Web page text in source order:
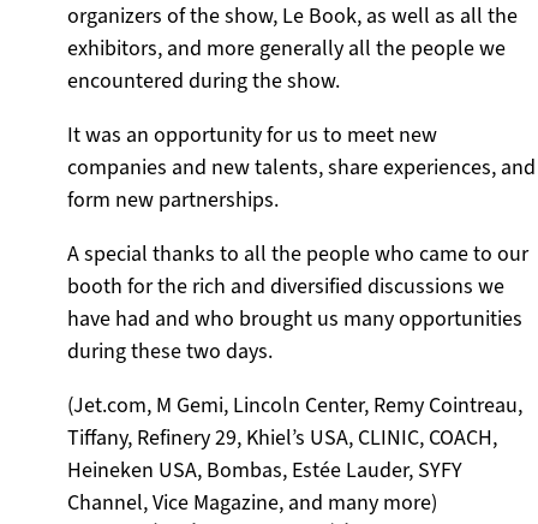
organizers of the show, Le Book, as well as all the
exhibitors, and more generally all the people we
encountered during the show.
It was an opportunity for us to meet new
companies and new talents, share experiences, and
form new partnerships.
A special thanks to all the people who came to our
booth for the rich and diversified discussions we
have had and who brought us many opportunities
during these two days.
(Jet.com, M Gemi, Lincoln Center, Remy Cointreau,
Tiffany, Refinery 29, Khiel’s USA, CLINIC, COACH,
Heineken USA, Bombas, Estée Lauder, SYFY
Channel, Vice Magazine, and many more)